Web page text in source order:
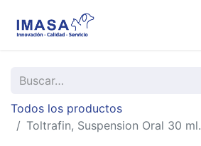
Todos los productos
Toltrafin, Suspension Oral 30 ml.